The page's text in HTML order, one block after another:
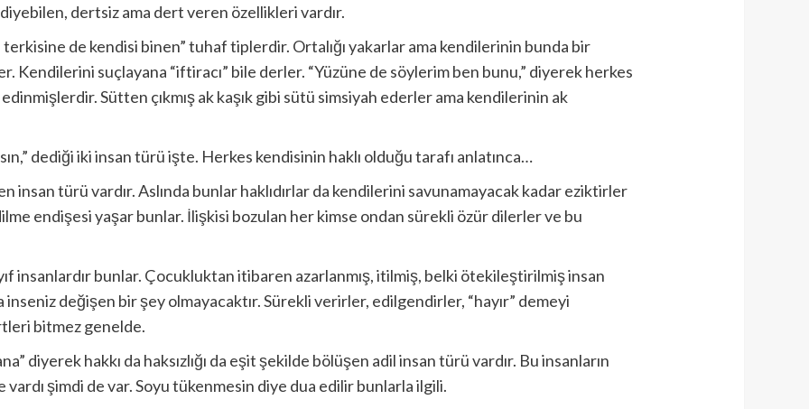
dertsiz ama dert veren özellikleri vardır.
de kendisi binen” tuhaf tiplerdir. Ortalığı yakarlar ama kendilerinin bunda bir
Kendilerini suçlayana “iftiracı” bile derler. “Yüzüne de söylerim ben bunu,” diyerek herkes
Sütten çıkmış ak kaşık gibi sütü simsiyah ederler ama kendilerinin ak
dediği iki insan türü işte. Herkes kendisinin haklı olduğu tarafı anlatınca…
insan türü vardır. Aslında bunlar haklıdırlar da kendilerini savunamayacak kadar eziktirler
endişesi yaşar bunlar. İlişkisi bozulan her kimse ondan sürekli özür dilerler ve bu
insanlardır bunlar. Çocukluktan itibaren azarlanmış, itilmiş, belki ötekileştirilmiş insan
değişen bir şey olmayacaktır. Sürekli verirler, edilgendirler, “hayır” demeyi
bitmez genelde.
diyerek hakkı da haksızlığı da eşit şekilde bölüşen adil insan türü vardır. Bu insanların
şimdi de var. Soyu tükenmesin diye dua edilir bunlarla ilgili.